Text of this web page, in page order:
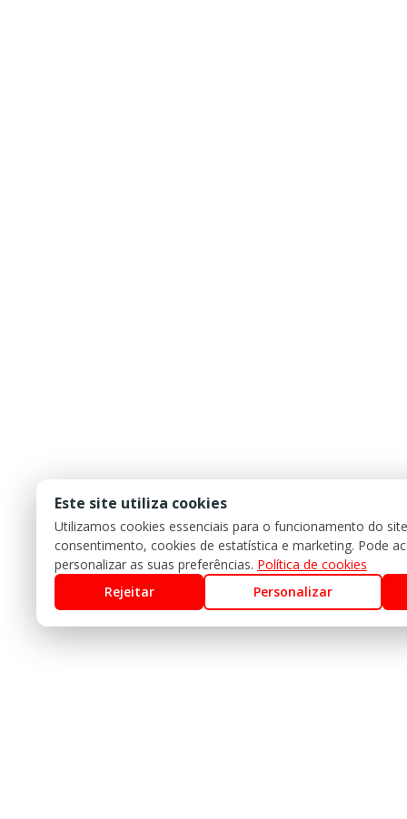
Este site utiliza cookies
Utilizamos cookies essenciais para o funcionamento do
consentimento, cookies de estatística e marketing. Pode
personalizar as suas preferências. Política de cookies
Rejeitar
Personalizar